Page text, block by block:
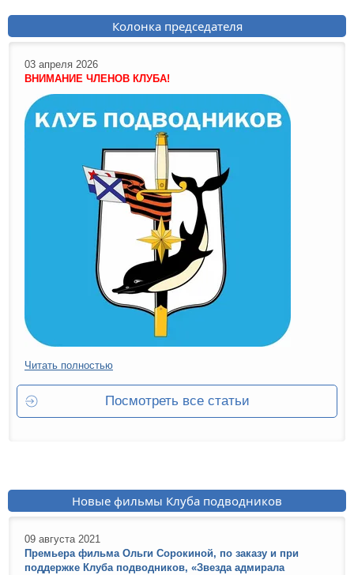
Колонка председателя
03 апреля 2026
ВНИМАНИЕ ЧЛЕНОВ КЛУБА!
Читать полностью
Посмотреть все статьи
Новые фильмы Клуба подводников
09 августа 2021
Премьера фильма Ольги Сорокиной, по заказу и при
поддержке Клуба подводников, «Звезда адмирала